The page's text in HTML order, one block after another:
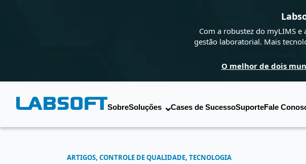
Com a robustez do myLIMS e
gestão laboratorial. Mais
O melhor de dois
SobreSoluções Cases de SucessoSuporteFale
ARTIGOS, CONTROLE DE QUALIDADE, TECNOLOGIA